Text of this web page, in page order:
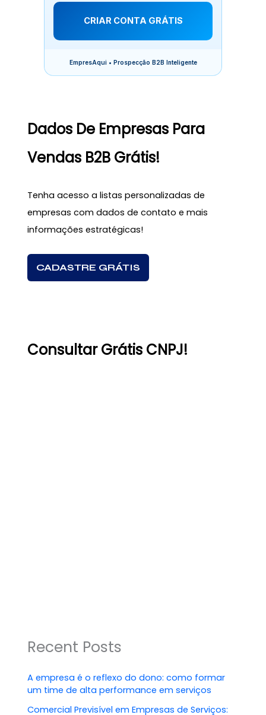
CRIAR CONTA GRÁTIS
EmpresAqui • Prospecção B2B Inteligente
Dados De Empresas Para
Vendas B2B Grátis!
Tenha acesso a listas personalizadas de
empresas com dados de contato e mais
informações estratégicas!
CADASTRE GRÁTIS
Consultar Grátis CNPJ!
Recent Posts
A empresa é o reflexo do dono: como formar
um time de alta performance em serviços
Comercial Previsível em Empresas de Serviços: